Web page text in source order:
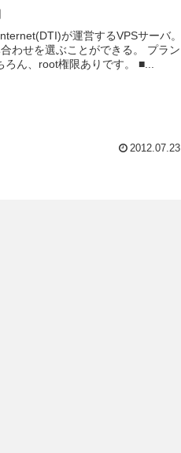
が運営するVPSサーバ。
わせを選ぶことができる。 プラン
ん、root権限ありです。 ■...
2012.07.23